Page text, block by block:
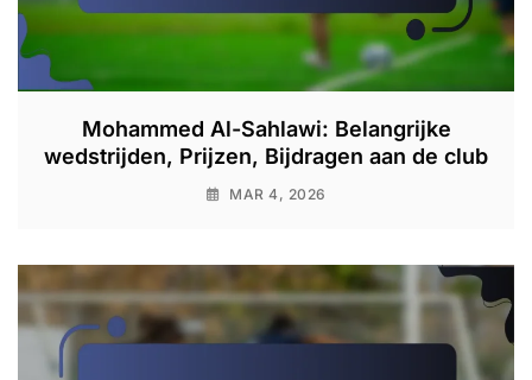
Mohammed Al-Sahlawi: Belangrijke
wedstrijden, Prijzen, Bijdragen aan de club
MAR 4, 2026